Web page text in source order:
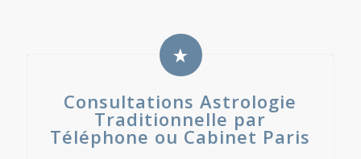
Consultations Astrologie
Traditionnelle par
Téléphone ou Cabinet Paris